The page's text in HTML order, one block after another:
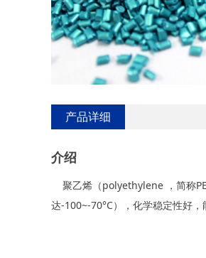
产品详细
介绍
聚乙烯（polyethylene ，简称
达-100~-70°C），化学稳定性好